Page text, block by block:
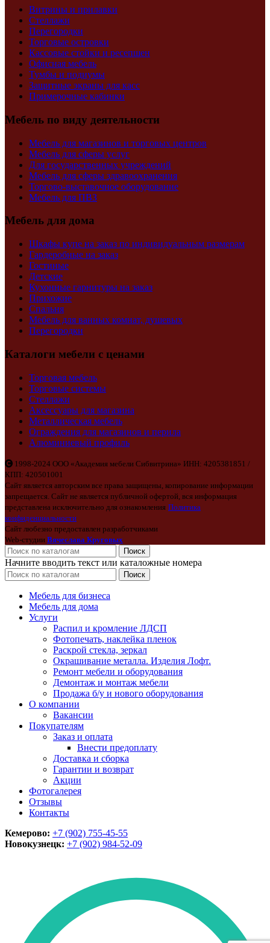
Витрины и прилавки
Стеллажи
Перегородки
Торговые островки
Кассовые стойки и ресепшен
Офисная мебель
Тумбы и подиумы
Защитные экраны для касс
Примерочные кабинки
Мебель по виду деятельности
Мебель для магазинов и торговых центров
Мебель для сферы услуг
Для государственных учреждений
Мебель для сферы здравоохранения
Торгово-выставочное оборудование
Мебель для ПВЗ
Мебель для дома
Шкафы купе на заказ по индивидуальным размерам
Гардеробные на заказ
Гостиные
Детские
Кухонные гарнитуры на заказ
Прихожие
Спальня
Мебель для ванных комнат, душевых
Перегородки
Каталоги мебели с ценами
Торговая мебель
Торговые системы
Стеллажи
Аксессуары для магазина
Металлическая мебель
Ограждения для магазинов и перила
Алюминиевый профиль
1998-2024 ООО «Академия мебели Сибвитрина» ИНН: 4205381851 /
КПП: 420501001
Сайт является авторским все права защищены, копирование информации
запрещается. Сайт не является публичной офертой, вся информация
представлена исключительно для ознакомления Политика
конфиденциальности
Сайт любезно предоставлен разработчиками
Web-студии Вячеслава Круговых
Поиск
Начните вводить текст или каталожные номера
Поиск
Мебель для бизнеса
Мебель для дома
Услуги
Распил и кромление ЛДСП
Фотопечать, наклейка пленок
Раскрой стекла, зеркал
Окрашивание металла. Изделия Лофт.
Ремонт мебели и оборудования
Демонтаж и монтаж мебели
Продажа б/у и нового оборудования
О компании
Вакансии
Покупателям
Заказ и оплата
Внести предоплату
Доставка и сборка
Гарантии и возврат
Акции
Фотогалерея
Отзывы
Контакты
Кемерово: +7 (902) 755-45-55
Новокузнецк: +7 (902) 984-52-09